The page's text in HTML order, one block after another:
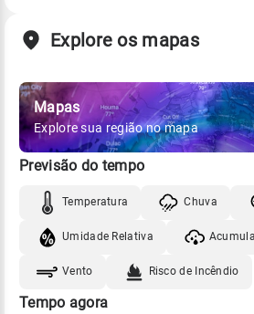
Explore os mapas
Mapas
Explore sua região no mapa
Previsão do tempo
Temperatura Chuva
Umidade Relativa
Vento Risco de Incêndio
Tempo agora